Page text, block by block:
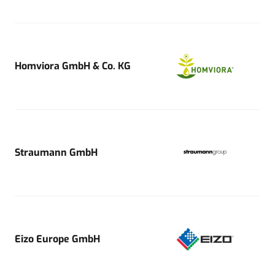
Homviora GmbH & Co. KG
Straumann GmbH
Eizo Europe GmbH